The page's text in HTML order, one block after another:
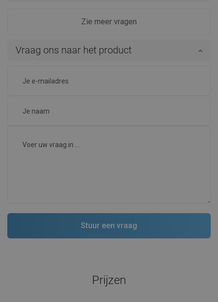
Zie meer vragen
Vraag ons naar het product
Prijzen